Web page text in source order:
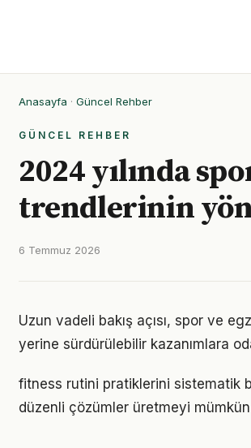
Anasayfa · Güncel Rehber
GÜNCEL REHBER
2024 yılında
trendlerinin
6 Temmuz 2026
Uzun vadeli bakış açısı, spor ve
yerine sürdürülebilir kazanımlara
fitness rutini pratiklerini sistematik
düzenli çözümler üretmeyi mümkün